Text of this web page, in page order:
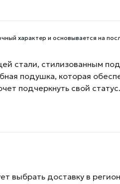
характер и основывается на
стали, стилизованным
подушка, которая
подчеркнуть свой статус.
выбрать доставку в